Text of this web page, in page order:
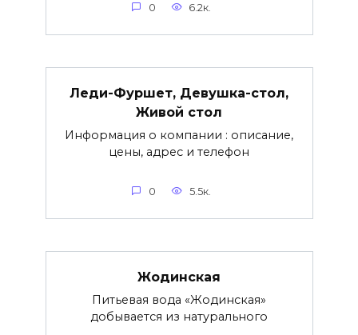
0 6.2к.
Леди-Фуршет, Девушка-стол,
Живой стол
Информация о компании : описание,
цены, адрес и телефон
0 5.5к.
Жодинская
Питьевая вода «Жодинская»
добывается из натурального